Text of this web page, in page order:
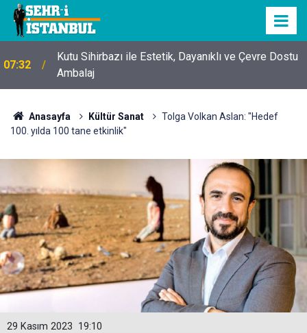
07:32
Kutu Sihirbazı ile Estetik, Dayanıklı ve Çevre Dostu
Ambalaj
Anasayfa Kültür Sanat
Tolga Volkan Aslan: "Hedef
100. yılda 100 tane etkinlik"
19:10
29 Kasım 2023